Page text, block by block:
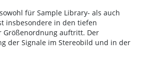
für Sample Library- als auch
insbesondere in den tiefen
Größenordnung auftritt. Der
der Signale im Stereobild und in der